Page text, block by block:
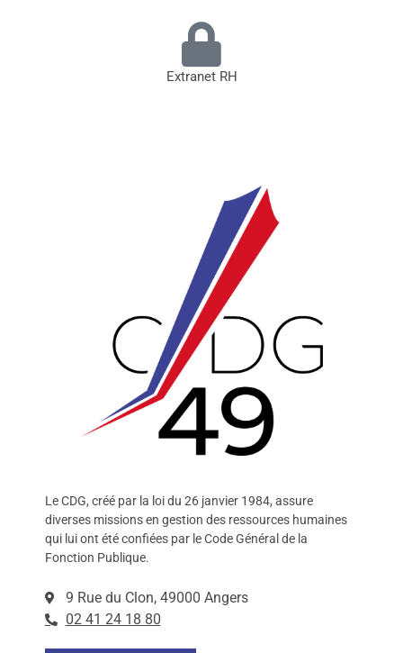
Extranet RH
Le CDG, créé par la loi du 26 janvier 1984, assure
diverses missions en gestion des ressources humaines
qui lui ont été confiées par le Code Général de la
Fonction Publique.
9 Rue du Clon, 49000 Angers
02 41 24 18 80